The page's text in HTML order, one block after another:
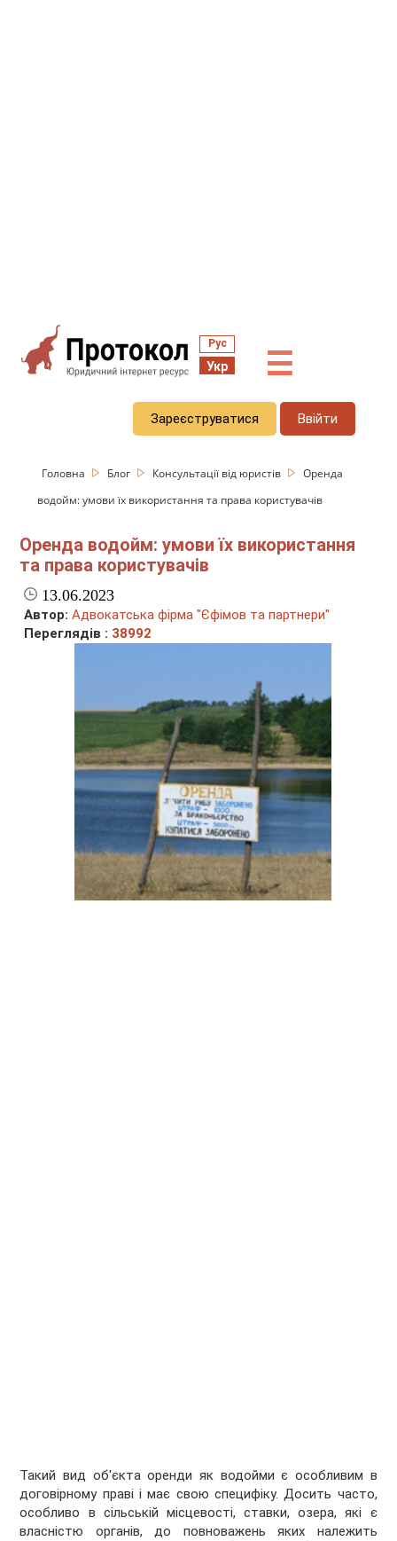
Рус
Укр ☰
Зареєструватися Ввійти
Головна Блог Консультації від юристів
Оренда
водойм: умови їх використання та права користувачів
Оренда водойм: умови їх використання
та права користувачів
13.06.2023
Автор: Адвокатська фірма "Єфімов та партнери"
Переглядів : 38992
Такий вид об'єкта оренди як водойми є особливим в
договірному праві і має свою специфіку. Досить часто,
особливо в сільській місцевості, ставки, озера, які є
власністю органів, до повноважень яких належить